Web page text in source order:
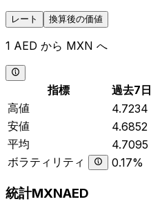
レート 換算後の価値
1 AED から MXN へ
指標 過去7
高値
4.7234
安値
4.6852
平均
4.7095
ボラティリティ
0.17%
統計MXNAED